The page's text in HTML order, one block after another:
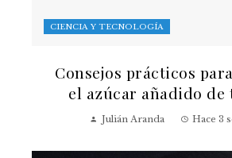
CIENCIA Y TECNOLOGÍA
Consejos prácticos
el azúcar añadido de
Julián Aranda Hace 3